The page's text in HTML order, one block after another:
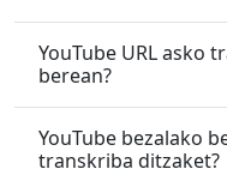
YouTube URL asko
berean?
YouTube bezalako
transkriba ditzaket?